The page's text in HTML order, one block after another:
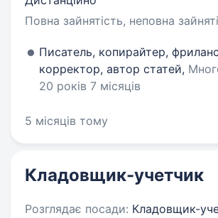
Повна зайнятість, неповна
Писатель, копирайтер,
корректор, автор статей,
20 років 7 місяців
5 місяців тому
Кладовщик-учетчик
Розглядає посади: Кладовщик-